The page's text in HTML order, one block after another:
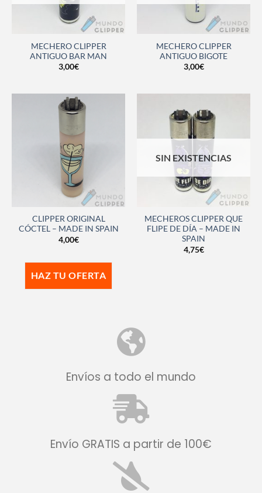
MECHERO CLIPPER
ANTIGUO BAR MAN
3,00€
MECHERO CLIPPER
ANTIGUO BIGOTE
3,00€
CLIPPER ORIGINAL
CÓCTEL – MADE IN SPAIN
4,00€
HAZ TU OFERTA
SIN EXISTENCIAS
MECHEROS CLIPPER QUE
FLIPE DE DÍA – MADE IN
SPAIN
4,75€
Envíos a todo el mundo
Envío GRATIS a partir de 100€